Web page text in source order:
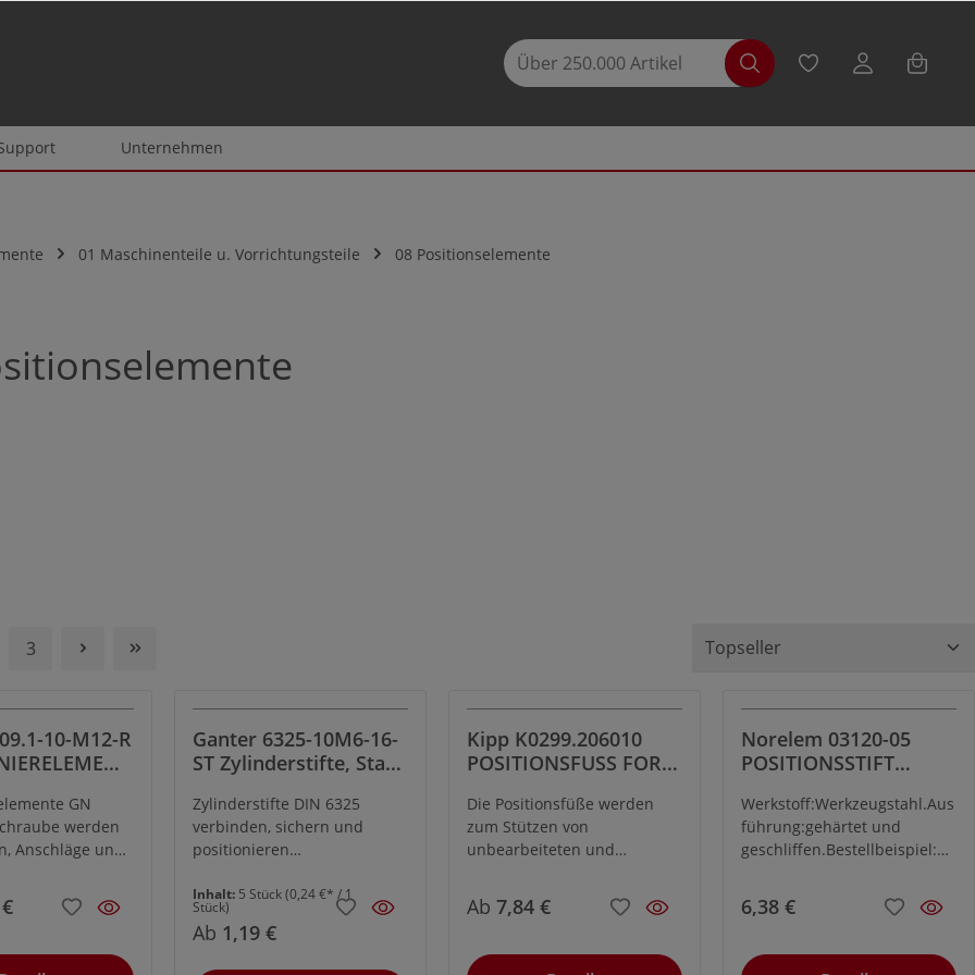
Unternehmen
01 Maschinenteile u. Vorrichtungsteile 08 Positionselemente
3
10-M12-R
GN
werden
Anschläge und
Ganter 6325-10M6-16-
ST Zylinderstifte, Stahl,
Länge l1: 16,
Toleranzklasse: M6 -
ISO-Passung m6 (nach
DIN ISO 286-2), 1 VPE=
5 Stück
Zylinderstifte DIN 6325
verbinden, sichern und
positionieren
in der Regel in Verbindung
mit Durchlöchern eingesetzt.
Dabei erleichtert der
Inhalt: 5 Stück(0,24 €* / 1
Stück)
Ab 1,19 €
Kipp K0299.206010
POSITIONSFUSS FORM
Die Positionsfüße werden
zum Stützen von
unbearbeiteten und
verwendet. Darüber hinaus
dienen sie als Anschläge und
und
Ab 7,84 €
Norelem 03120-05
POSITIONSSTIFT
WERKZEUGSTAHL,
BRÜNIERT,
GESCHLIFFEN, D2=5
Werkstoff:Werkzeugstahl.Aus
führung:gehärtet und
geschliffen.Bestellbeispiel:nl
08Hinweis:Planseiten mit
Zentrierung.
6,38 €